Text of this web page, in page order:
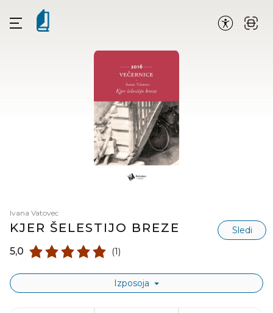
Ivana Vatovec
KJER ŠELESTIJO BREZE Sledi
5,0 (1)
Izposoja